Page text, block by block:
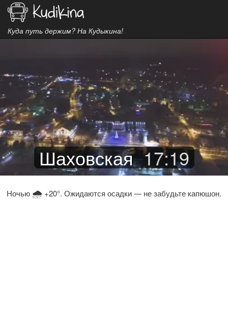
Куда путь держим? На Кудыкина!
Шаховская 17:19
Ночью 🌧 +20°. Ожидаются осадки — не забудьте капюшон.